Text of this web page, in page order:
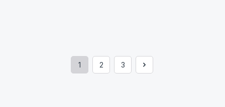
Seite
1
Seite
2
Seite
3